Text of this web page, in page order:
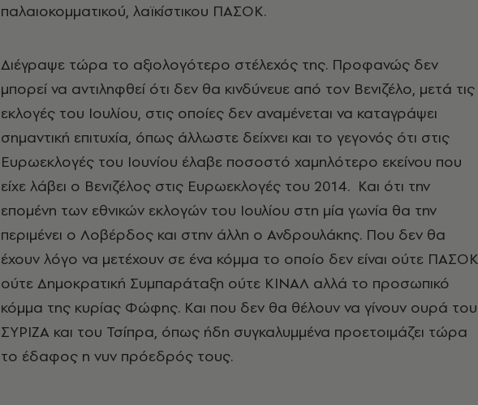
παλαιοκομματικού, λαϊκίστικου ΠΑΣΟΚ.
Διέγραψε τώρα το αξιολογότερο στέλεχός της. Προφανώς δεν
μπορεί να αντιληφθεί ότι δεν θα κινδύνευε από τον Βενιζέλο, μετά τις
εκλογές του Ιουλίου, στις οποίες δεν αναμένεται να καταγράψει
σημαντική επιτυχία, όπως άλλωστε δείχνει και το γεγονός ότι στις
Ευρωεκλογές του Ιουνίου έλαβε ποσοστό χαμηλότερο εκείνου που
είχε λάβει ο Βενιζέλος στις Ευρωεκλογές του 2014. Και ότι την
επομένη των εθνικών εκλογών του Ιουλίου στη μία γωνία θα την
περιμένει ο Λοβέρδος και στην άλλη ο Ανδρουλάκης. Που δεν θα
έχουν λόγο να μετέχουν σε ένα κόμμα το οποίο δεν είναι ούτε ΠΑΣΟΚ
ούτε Δημοκρατική Συμπαράταξη ούτε ΚΙΝΑΛ αλλά το προσωπικό
κόμμα της κυρίας Φώφης. Και που δεν θα θέλουν να γίνουν ουρά του
ΣΥΡΙΖΑ και του Τσίπρα, όπως ήδη συγκαλυμμένα προετοιμάζει τώρα
το έδαφος η νυν πρόεδρός τους.